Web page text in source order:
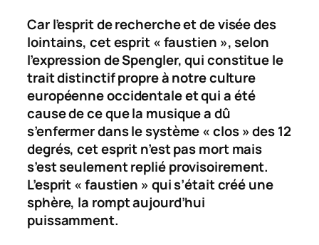
Car l’esprit de recherche et de visée des
lointains, cet esprit « faustien », selon
l’expression de Spengler, qui constitue le
trait distinctif propre à notre culture
européenne occidentale et qui a été
cause de ce que la musique a dû
s’enfermer dans le système « clos » des 12
degrés, cet esprit n’est pas mort mais
s’est seulement repliéprovisoirement.
L’esprit « faustien » qui s’était créé une
sphère, la rompt aujourd’hui
puissamment.